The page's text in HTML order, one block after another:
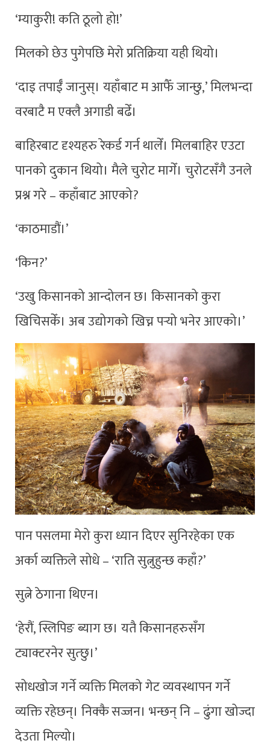
‘म्याकुरी! कति ठूलो हो!’
मिलको छेउ पुगेपछि मेरो प्रतिक्रिया यही थियो।
‘दाइ तपाईँ जानुस्। यहाँबाट म आफैँ जान्छु,’ मिलभन्दा
वरबाटै म एक्लै अगाडी बढेँ।
बाहिरबाट दृश्यहरु रेकर्ड गर्न थालेँ। मिलबाहिर एउटा
पानको दुकान थियो। मैले चुरोट मागेँ। चुरोटसँगै उनले
प्रश्न गरे – कहाँबाट आएको?
‘काठमाडौं।’
‘किन?’
‘उखु किसानको आन्दोलन छ। किसानको कुरा
खिचिसकेँ। अब उद्योगको खिच्न पर्‍यो भनेर आएको।’
पान पसलमा मेरो कुरा ध्यान दिएर सुनिरहेका एक
अर्का व्यक्तिले सोधे – ‘राति सुत्नुहुन्छ कहाँ?’
सुत्ने ठेगाना थिएन।
‘हेरौं, स्लिपिङ ब्याग छ। यतै किसानहरुसँग
ट्याक्टरनेर सुत्छु।’
सोधखोज गर्ने व्यक्ति मिलको गेट व्यवस्थापन गर्ने
व्यक्ति रहेछन्। निक्कै सज्जन। भन्छन् नि – ढुंगा खोज्दा
देउता मिल्यो।